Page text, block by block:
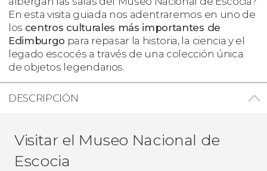
En esta visita guiada nos adentraremos en uno de
los centros culturales más importantes de
Edimburgo para repasar la historia, la ciencia y el
legado escocés a través de una colección única
de objetos legendarios.
DESCRIPCIÓN
Visitar el Museo Nacional de
Escocia